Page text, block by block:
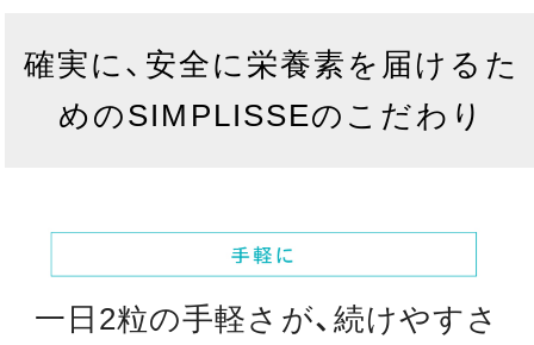
確実に、安全に栄養素を届けるた
めのSIMPLISSEのこだわり
一日2粒の手軽さが、続けやすさ